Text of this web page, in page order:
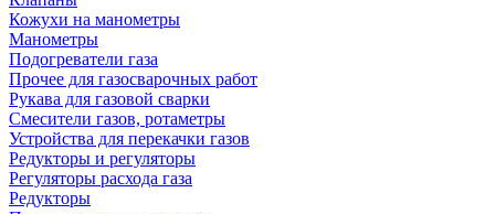
Кожухи на манометры
Манометры
Подогреватели газа
Прочее для газосварочных работ
Рукава для газовой сварки
Смесители газов, ротаметры
Устройства для перекачки газов
Редукторы и регуляторы
Регуляторы расхода газа
Редукторы